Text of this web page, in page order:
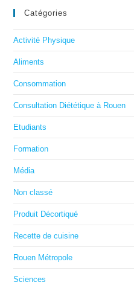
Catégories
Activité Physique
Aliments
Consommation
Consultation Diététique à Rouen
Etudiants
Formation
Média
Non classé
Produit Décortiqué
Recette de cuisine
Rouen Métropole
Sciences